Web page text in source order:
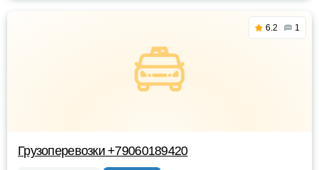
6.2 1
Грузоперевозки +79060189420